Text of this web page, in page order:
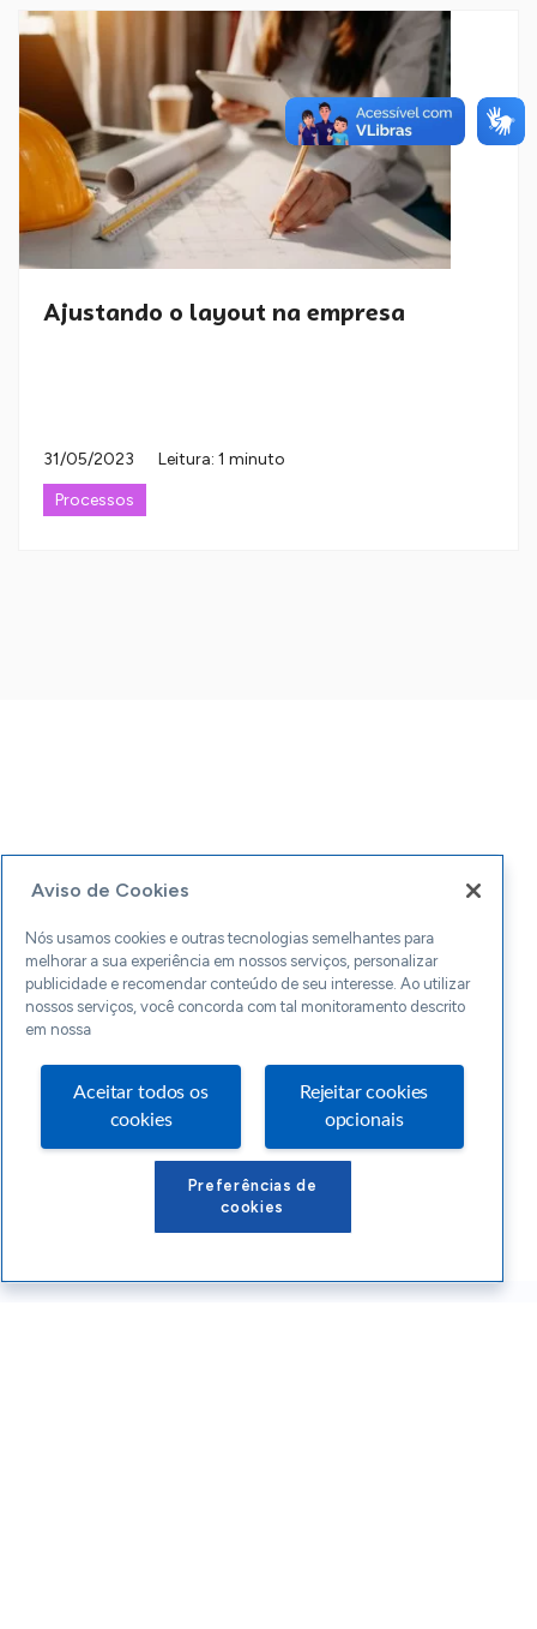
Ajustando o layout na empresa
31/05/2023
Leitura: 1 minuto
Processos
Aviso de Cookies
Nós usamos cookies e outras tecnologias semelhantes para
melhorar a sua experiência em nossos serviços, personalizar
publicidade e recomendar conteúdo de seu interesse. Ao utilizar
nossos serviços, você concorda com tal monitoramento descrito
em nossa
Aceitar todos os
cookies
Rejeitar cookies
opcionais
Preferências de
cookies